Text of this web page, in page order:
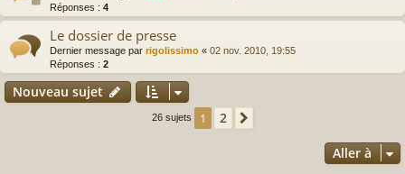
Réponses : 4
Le dossier de presse
Dernier message par rigolissimo « 02 nov. 2010, 19:55
Réponses : 2
Nouveau sujet
26 sujets 1 2
Aller à